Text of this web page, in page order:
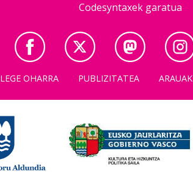
Codesyntaxek garatua
LEGE OHARRA PUBLIZITATEA ARAUAK